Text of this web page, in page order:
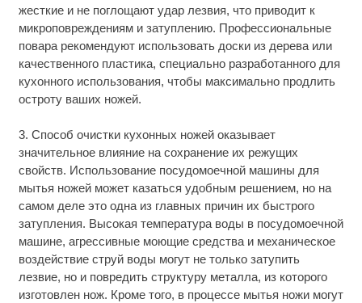
жесткие и не поглощают удар лезвия, что приводит к
микроповреждениям и затуплению. Профессиональные
повара рекомендуют использовать доски из дерева или
качественного пластика, специально разработанного для
кухонного использования, чтобы максимально продлить
остроту ваших ножей.
3. Способ очистки кухонных ножей оказывает
значительное влияние на сохранение их режущих
свойств. Использование посудомоечной машины для
мытья ножей может казаться удобным решением, но на
самом деле это одна из главных причин их быстрого
затупления. Высокая температура воды в посудомоечной
машине, агрессивные моющие средства и механическое
воздействие струй воды могут не только затупить
лезвие, но и повредить структуру металла, из которого
изготовлен нож. Кроме того, в процессе мытья ножи могут